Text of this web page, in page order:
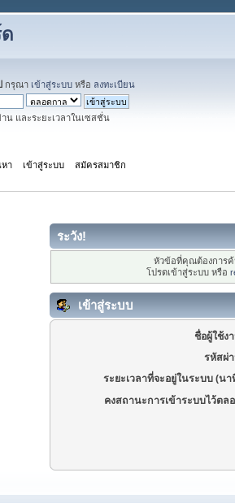
กรุณา เข้าสู่ระบบ หรือ ลงทะเบียน
น และระยะเวลาในเซสชั่น
า เข้าสู่ระบบ สมัครสมาชิก
ระวัง!
หัวข้อที่คุณต้องการ
โปรดเข้าสู่ระบบ หรือ
เข้าสู่ระบบ
ชื่อผู้ใช้ง
รหัสผ่
ระยะเวลาที่จะอยู่ในระบบ (นา
คงสถานะการเข้าระบบไว้ตล